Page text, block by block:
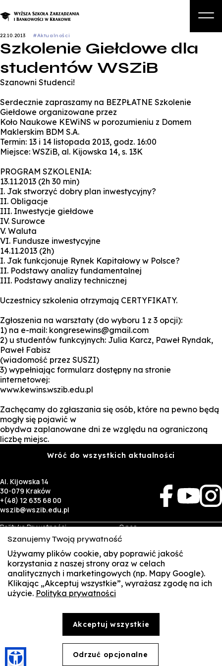
22.10.2013 #Aktualności
Szkolenie Giełdowe dla
studentów WSZiB
Szanowni Studenci!
Serdecznie zapraszamy na BEZPŁATNE Szkolenie
Giełdowe organizowane przez
Koło Naukowe KEWiNS w porozumieniu z Domem
Maklerskim BDM S.A.
Termin: 13 i 14 listopada 2013, godz. 16:00
Miejsce: WSZiB, al. Kijowska 14, s. 13K
PROGRAM SZKOLENIA:
13.11.2013 (2h 30 min)
I. Jak stworzyć dobry plan inwestycyjny?
II. Obligacje
III. Inwestycje giełdowe
IV. Surowce
V. Waluta
VI. Fundusze inwestycyjne
14.11.2013 (2h)
I. Jak funkcjonuje Rynek Kapitałowy w Polsce?
II. Podstawy analizy fundamentalnej
III. Podstawy analizy technicznej
Uczestnicy szkolenia otrzymają CERTYFIKATY.
Zgłoszenia na warsztaty (do wyboru 1 z 3 opcji):
1) na e-mail: kongresewins@gmail.com
2) u studentów funkcyjnych: Julia Karcz, Paweł Ryndak,
Paweł Fabisz
(wiadomość przez SUSZI)
3) wypełniając formularz dostępny na stronie
internetowej:
www.kewins.wszib.edu.pl
Zachęcamy do zgłaszania się osób, które na pewno będą
mogły się pojawić w
obydwa zaplanowane dni ze względu na ograniczoną
liczbę miejsc.
Wróć do wszystkich aktualności
Al. Kijowska 14
30-079 Kraków
+(48) 12 635 68 00
wszib@wszib.edu.pl
Polityka Prywatności
RODO
Identyfikacja wizualna
O nas
Rekrutacja
Studia
Kontakt
Biznes
Wynajem sal
Targi pracy
Student
Multis Multum
Treści zawarte na stronie www.wszib.edu.pl oraz jej podstronach stanowią, o ile nie wskazano
części: kopiowania, reprodukowania, modyfikowania, dystrybuowania, publikowania,
wyświetlania, utrwalania oraz wykorzystywania w jakiejkolwiek innej formie. Ograniczenia
powyższe nie dotyczą dozwolonego użytku osobistego.
Szanujemy Twoją prywatność
Używamy plików cookie, aby poprawić jakość
korzystania z naszej strony oraz w celach
analitycznych i marketingowych (np. Mapy Google).
Klikając „Akceptuj wszystkie”, wyrażasz zgodę na ich
użycie. Polityka prywatności
Akceptuj wszystkie
Odrzuć opcjonalne